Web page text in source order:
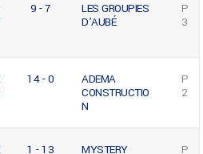
9 - 7
LES GROUPIES
D’AUBÉ
P
3
14 - 0
ADEMA
CONSTRUCTIO
N
P
2
1 - 13
MYSTERY
P